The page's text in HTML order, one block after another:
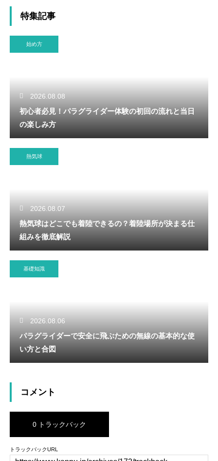
特集記事
始め方
2026.08.08
初心者必見！パラグライダー体験の初回の流れと当日
の楽しみ方
熱気球
2026.08.07
熱気球はどこでも着陸できるの？着陸場所が決まる仕
組みを徹底解説
基礎知識
2026.08.06
パラグライダーで安全に飛ぶための無線の基本的な使
い方と合図
コメント
0 トラックバック
トラックバックURL